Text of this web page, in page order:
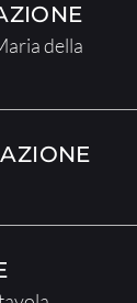
della